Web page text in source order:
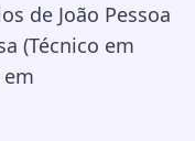
de João Pessoa
(Técnico em
em